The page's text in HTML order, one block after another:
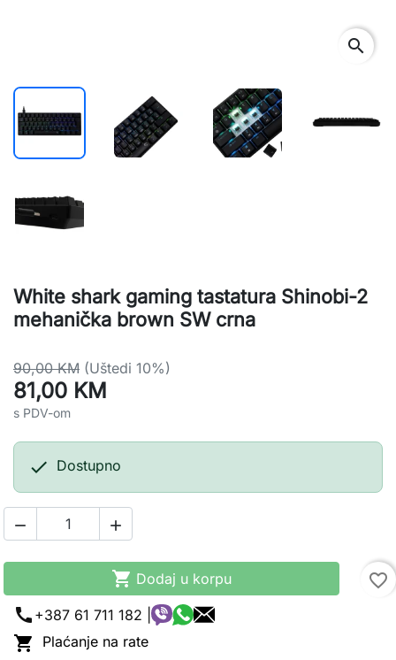
search
White shark gaming tastatura Shinobi-2
mehanička brown SW crna
90,00 KM (Uštedi 10%)
81,00 KM
s PDV-om
 Dostupno
 
 Dodaj u korpu
favorite_border
call +387 61 711 182 |
 Plaćanje na rate